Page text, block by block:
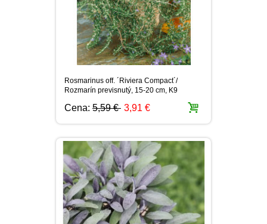
Rosmarinus off. ´Riviera Compact´/
Rozmarín previsnutý, 15-20 cm, K9
Cena: 5,59 € 3,91 €